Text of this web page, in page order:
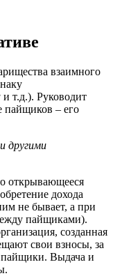
взаимного
т.д.). Руководит
пайщиков – его
другими
открывающееся
дохода
не бывает, а при
пайщиками).
созданная
свои взносы, за
пайщики. Выдача и